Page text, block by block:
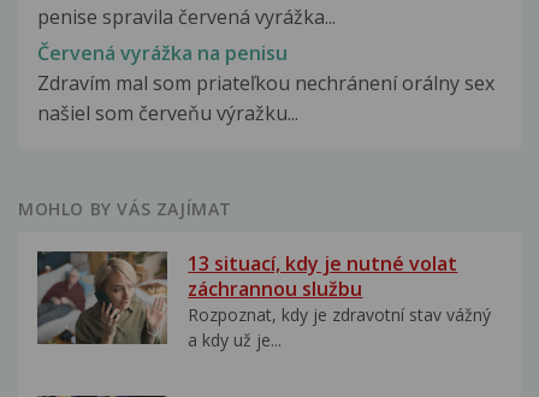
penise spravila červená vyrážka...
Červená vyrážka na penisu
Zdravím mal som priateľkou nechránení orálny sex
našiel som červeňu výražku...
MOHLO BY VÁS ZAJÍMAT
13 situací, kdy je nutné volat
záchrannou službu
Rozpoznat, kdy je zdravotní stav vážný
a kdy už je...